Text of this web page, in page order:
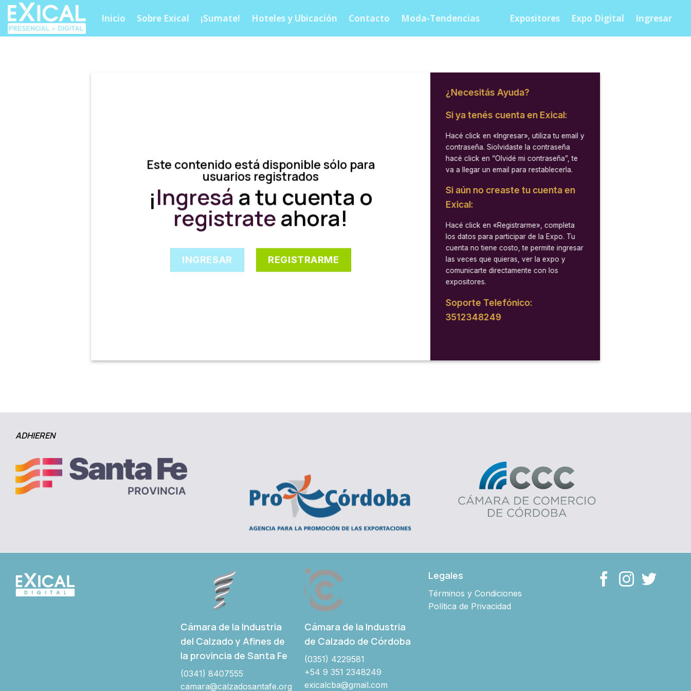
Skip
content
Inicio Sobre Exical ¡Sumate! Hoteles y Ubicación Contacto Moda-Tendencias Expositores Expo Digital Ingresar
Este contenido está disponible sólo para
usuarios registrados
¡Ingresá a tu cuenta o
registrateahora!
INGRESAR REGISTRARME
¿Necesitás Ayuda?
Si ya tenés cuenta en Exical:
Hacé click en «Ingresar», utiliza tu email y
contraseña. Siolvidaste la contraseña
hacé click en “Olvidé mi contraseña”, te
va a llegar un email para restablecerla.
Si aún no creaste tu cuenta en
Exical:
Hacé click en «Registrarme», completa
los datos para participar de la Expo. Tu
cuenta no tiene costo, te permite ingresar
las veces que quieras, ver la expo y
comunicarte directamente con los
expositores.
Soporte Telefónico:
3512348249
ADHIEREN
Cámara de la Industria
del Calzado y Afines de
la provincia de Santa Fe
(0341) 8407555
camara@calzadosantafe.org
Cámara de la Industria
de Calzado de Córdoba
(0351) 4229581
+54 9 351 2348249
exicalcba@gmail.com
Legales
Términos y Condiciones
Política de Privacidad